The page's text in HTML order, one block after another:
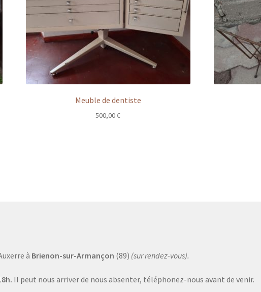
Meuble de dentiste
500,00€
à Brienon-sur-Armançon (89) (sur rendez-vous).
Il peut nous arriver de nous absenter, téléphonez-nous avant de venir.